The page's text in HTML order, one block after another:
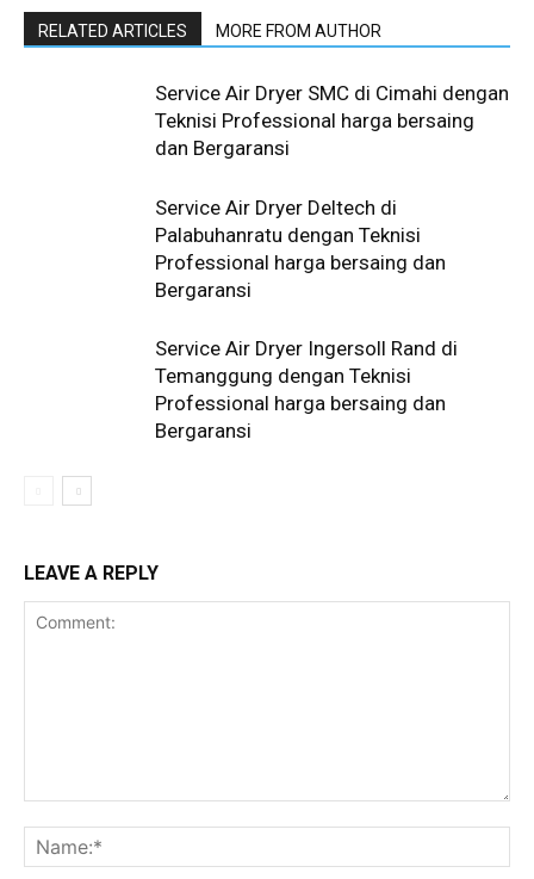
RELATED ARTICLES MORE FROM AUTHOR
Service Air Dryer SMC di Cimahi dengan
Teknisi Professional harga bersaing
dan Bergaransi
Service Air Dryer Deltech di
Palabuhanratu dengan Teknisi
Professional harga bersaing dan
Bergaransi
Service Air Dryer Ingersoll Rand di
Temanggung dengan Teknisi
Professional harga bersaing dan
Bergaransi
LEAVE A REPLY